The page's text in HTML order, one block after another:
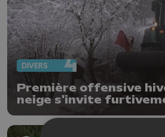
DIVERS
Première offensive
neige s'invite